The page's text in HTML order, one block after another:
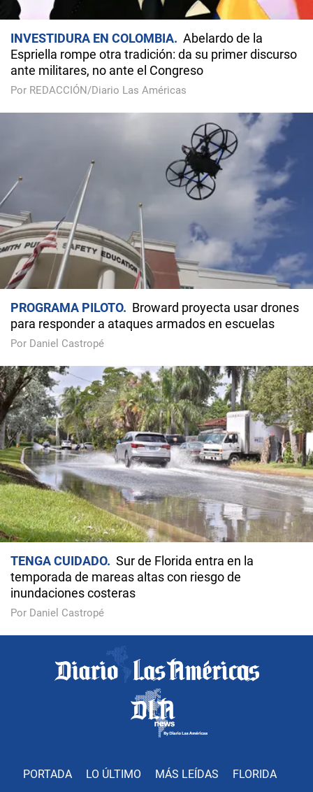
INVESTIDURA EN COLOMBIA
Abelardo de la
Espriella rompe otra tradición: da su primer discurso
ante militares, no ante el Congreso
Por REDACCIÓN/Diario Las Américas
PROGRAMA PILOTO
Broward proyecta usar drones
para responder a ataques armados en escuelas
Por Daniel Castropé
TENGA CUIDADO
Sur de Florida entra en la
temporada de mareas altas con riesgo de
inundaciones costeras
Por Daniel Castropé
PORTADA LO ÚLTIMO MÁS LEÍDAS FLORIDA